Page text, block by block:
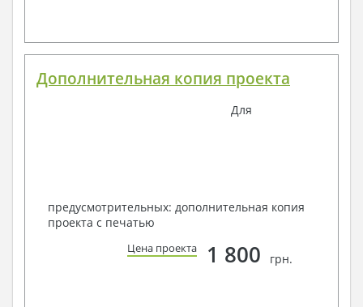
Дополнительная копия проекта
Для
предусмотрительных: дополнительная копия
проекта с печатью
Цена проекта 1 800 грн.